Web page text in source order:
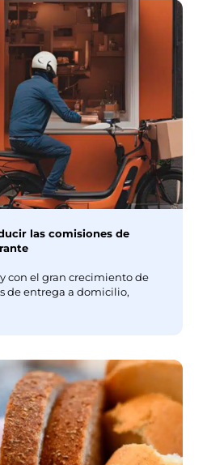
las comisiones de
con el gran crecimiento de
de entrega a domicilio,